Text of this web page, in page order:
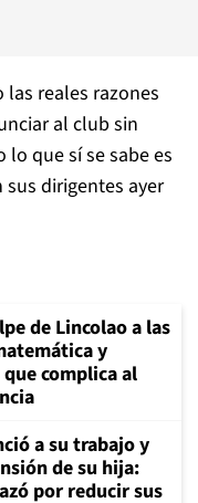
reales razones
al club sin
que sí se sabe es
dirigentes ayer
de Lincolao a las
y
complica al
a su trabajo y
de su hija:
por reducir sus